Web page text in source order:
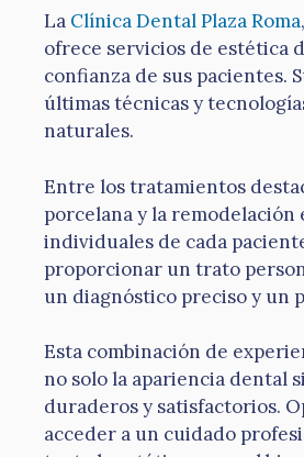
La Clínica Dental Plaza Roma
ofrece servicios de estética
confianza de sus pacientes.
últimas técnicas y
naturales.
Entre los tratamientos
porcelana y la remodelación
individuales de cada
proporcionar un trato
un diagnóstico preciso y un
Esta combinación de
no solo la apariencia dental
duraderos y satisfactorios.
acceder a un cuidado